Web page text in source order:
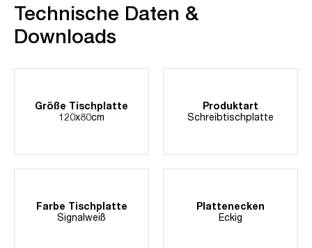
Technische Daten &
Downloads
Größe Tischplatte
120x80cm
Produktart
Schreibtischplatte
Farbe Tischplatte
Signalweiß
Plattenecken
Eckig